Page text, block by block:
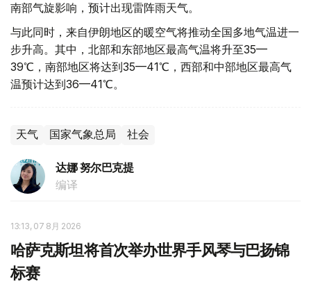
南部气旋影响，预计出现雷阵雨天气。
与此同时，来自伊朗地区的暖空气将推动全国多地气温进一
步升高。其中，北部和东部地区最高气温将升至35—
39℃，南部地区将达到35—41℃，西部和中部地区最高气
温预计达到36—41℃。
天气 国家气象总局 社会
达娜 努尔巴克提
编译
13:13, 07 8月 2026
哈萨克斯坦将首次举办世界手风琴与巴扬锦
标赛